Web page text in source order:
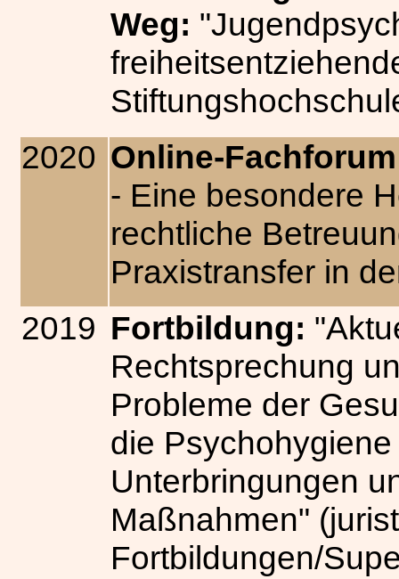
Weg:
2020 Online-
- Eine besondere
rechtliche
Praxistransfer in
2019 Fortbildung:
Rechtsprechung
Probleme der
die
Unterbringungen
Maßnahmen"
Fortbildungen/